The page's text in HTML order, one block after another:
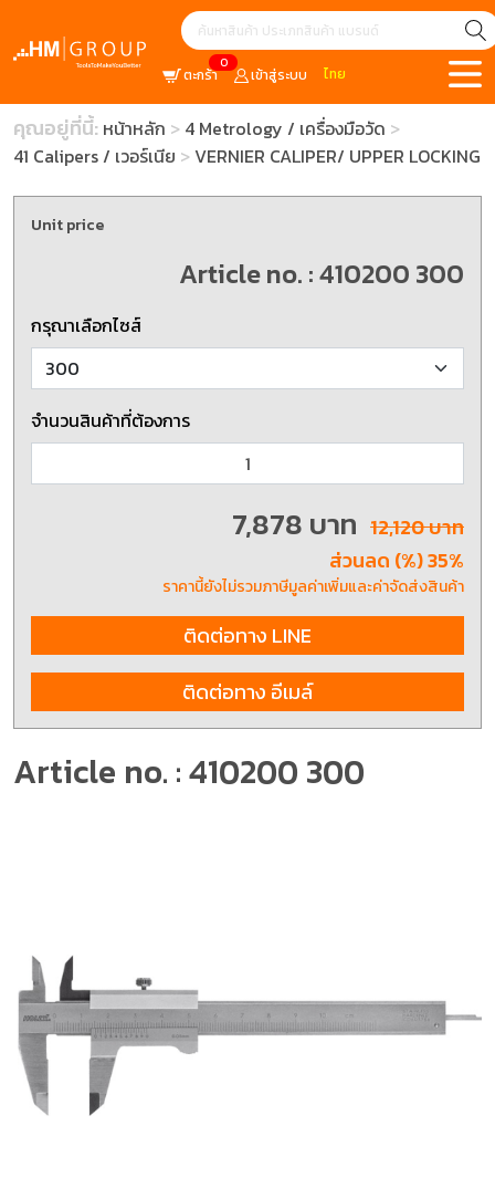
0
ตะกร้า เข้าสู่ระบบ ไทย
คุณอยู่ที่นี้: หน้าหลัก
4 Metrology / เครื่องมือวัด
41 Calipers / เวอร์เนีย
VERNIER CALIPER/ UPPER LOCKING
Article no. : 410200 300
Unit price
Article no. : 410200 300
กรุณาเลือกไซส์
จำนวนสินค้าที่ต้องการ
7,878 บาท 12,120 บาท
ส่วนลด (%) 35%
ราคานี้ยังไม่รวมภาษีมูลค่าเพิ่มและค่าจัดส่งสินค้า
ติดต่อทาง LINE
ติดต่อทาง อีเมล์